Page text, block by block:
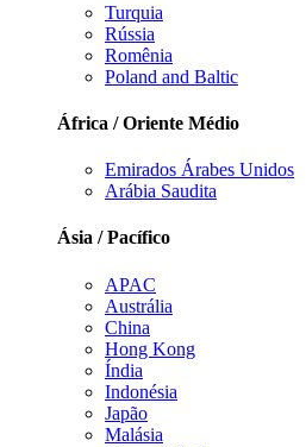
Turquia
Rússia
Romênia
Poland and Baltic
África / Oriente Médio
Emirados Árabes Unidos
Arábia Saudita
Ásia / Pacífico
APAC
Austrália
China
Hong Kong
Índia
Indonésia
Japão
Malásia